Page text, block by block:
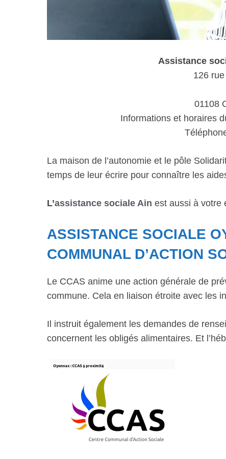
Assistance
126
01108
Informations et horaires
La maison de l’autonomie et le pôle
temps de leur écrire pour connaître les
L’assistance sociale Ain est aussi à votre
ASSISTANCE SOCIALE
COMMUNAL D’ACTION
Le CCAS anime une action générale de
commune. Cela en liaison étroite avec les
Il instruit également les demandes de
concernent les obligés alimentaires. Et